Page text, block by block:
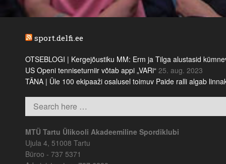
sport.delfi.ee
OTSEBLOGI | Kergejõustiku MM: Erm ja Tilga alustasid
US Openi tenniseturniir võtab appi „VARi“ 25. aug. 2023
TÄNA | Üle 100 ekipaaži osalusel toimuv Paide ralli algab
MTÜ Tartu Ülikooli Akadeemiline Spordiklubi
Ujula 4, 51008 Tartu
Büroo - 737 5371